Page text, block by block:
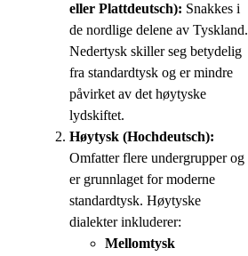
eller Plattdeutsch): Snakkes i
de nordlige delene av Tyskland.
Nedertysk skiller seg betydelig
fra standardtysk og er mindre
påvirket av det høytyske
lydskiftet.
Høytysk (Hochdeutsch):
Omfatter flere undergrupper og
er grunnlaget for moderne
standardtysk. Høytyske
dialekter inkluderer:
Mellomtysk